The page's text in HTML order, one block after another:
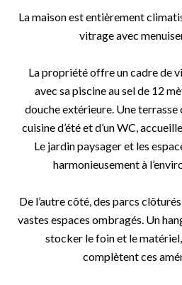
La maison est entièrement
vitrage avec
La propriété offre un cadre de
avec sa piscine au sel de 12
douche extérieure. Une terrasse
cuisine d’été et d’un WC,
Le jardin paysager et les
harmonieusement à
De l’autre côté, des parcs
vastes espaces ombragés. Un
stocker le foin et le
complètent ces